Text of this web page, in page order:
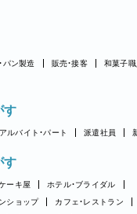
パン製造 販売・接客 和菓子職
す
アルバイト・パート 派遣社員
す
ーキ屋
ホテル・ブライダル
ショップ
カフェ・レストラン